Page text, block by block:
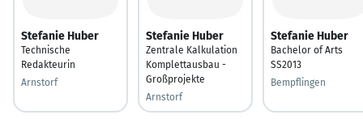
Stefanie Huber
Technische
Redakteurin
Arnstorf
Stefanie Huber
Zentrale Kalkulation
Komplettausbau -
Großprojekte
Arnstorf
Stefanie Huber
Bachelor of Arts
SS2013
Bempflingen